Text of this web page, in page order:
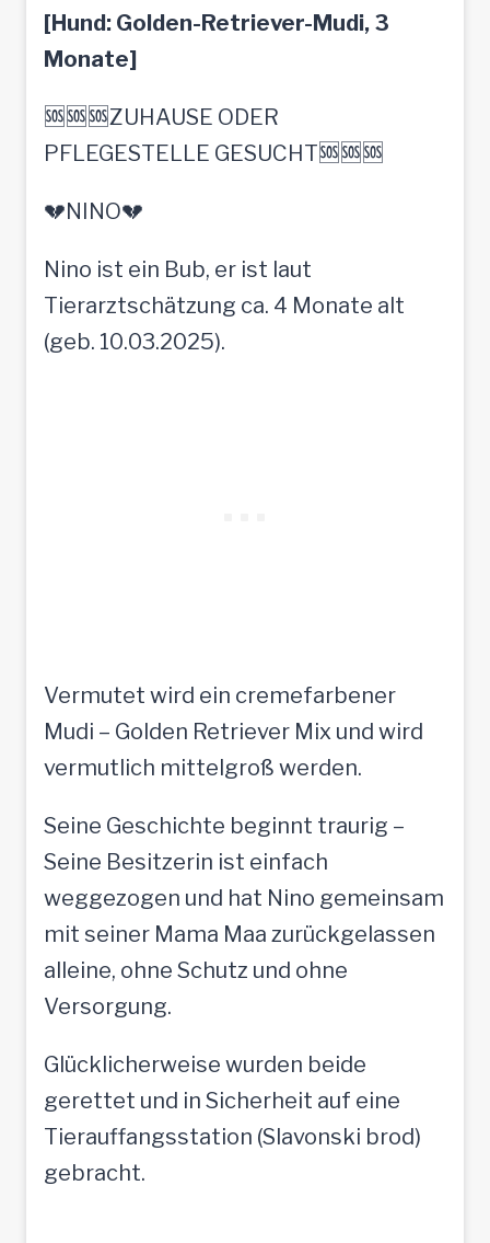
[Hund: Golden-Retriever-Mudi, 3
Monate]
🆘🆘🆘ZUHAUSE ODER
PFLEGESTELLE GESUCHT🆘🆘🆘
💔NINO💔
Nino ist ein Bub, er ist laut
Tierarztschätzung ca. 4 Monate alt
(geb. 10.03.2025).
Vermutet wird ein cremefarbener
Mudi – Golden Retriever Mix und wird
vermutlich mittelgroß werden.
Seine Geschichte beginnt traurig –
Seine Besitzerin ist einfach
weggezogen und hat Nino gemeinsam
mit seiner Mama Maa zurückgelassen
alleine, ohne Schutz und ohne
Versorgung.
Glücklicherweise wurden beide
gerettet und in Sicherheit auf eine
Tierauffangsstation (Slavonski brod)
gebracht.